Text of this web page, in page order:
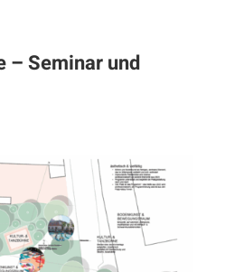
– Seminar und